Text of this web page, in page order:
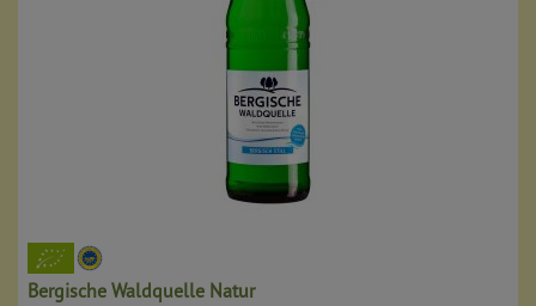
Bergische Waldquelle Natur